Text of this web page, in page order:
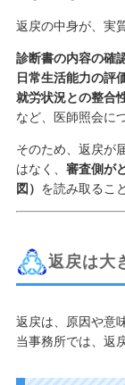
返戻の中身が、実
診断書の内容の確
日常生活能力の評
就労状況との整合
など、医師照会に
そのため、返戻が
はなく、 審査側が
図） を読み取るこ
返戻は大
返戻は、原因や意
当事務所では、返